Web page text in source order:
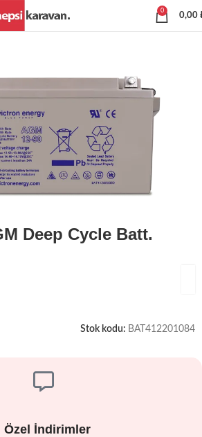
0
0,00
Deep Cycle Batt.
Stok kodu: BAT412201084
Özel İndirimler